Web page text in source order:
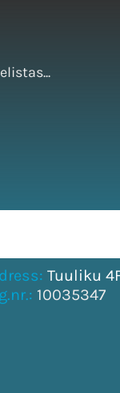
Tuuliku
10035347